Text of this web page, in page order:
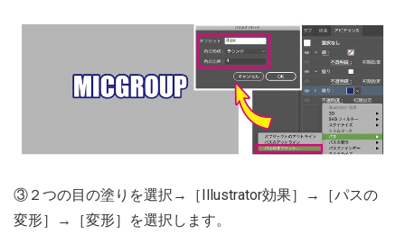
③２つの目の塗りを選択→［Illustrator効果］→［パスの
変形］→［変形］を選択します。